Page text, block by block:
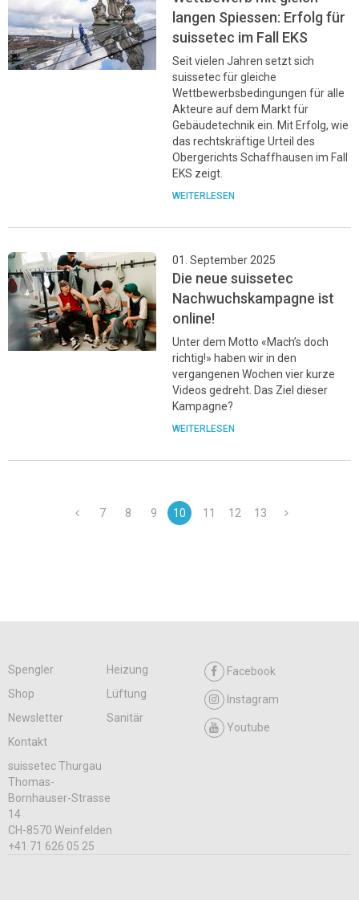
langen Spiessen: Erfolg für
suissetec im Fall EKS
Seit vielen Jahren setzt sich
suissetec für gleiche
Wettbewerbsbedingungen für alle
Akteure auf dem Markt für
Gebäudetechnik ein. Mit Erfolg, wie
das rechtskräftige Urteil des
Obergerichts Schaffhausen im Fall
EKS zeigt.
WEITERLESEN
01. September 2025
Die neue suissetec
Nachwuchskampagne ist
online!
Unter dem Motto «Mach’s doch
richtig!» haben wir in den
vergangenen Wochen vier kurze
Videos gedreht. Das Ziel dieser
Kampagne?
WEITERLESEN
7 8 9 10 11 12 13
Spengler
Heizung
Shop
Lüftung
Newsletter
Sanitär
Kontakt
Facebook
Instagram
Youtube
suissetec Thurgau
Thomas-
Bornhauser-Strasse
14
CH-8570 Weinfelden
+41 71 626 05 25